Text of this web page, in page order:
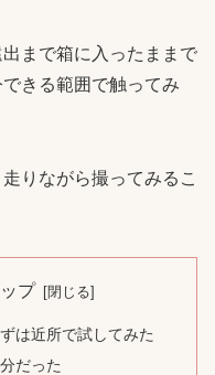
まで箱に入ったままで
きる範囲で触ってみ
りながら撮ってみるこ
プ
は近所で試してみた
だった